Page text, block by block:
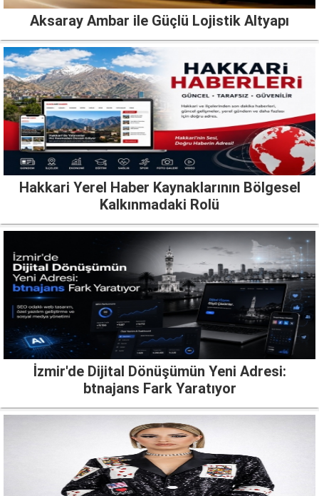
Aksaray Ambar ile Güçlü Lojistik Altyapı
Hakkari Yerel Haber Kaynaklarının Bölgesel
Kalkınmadaki Rolü
İzmir'de Dijital Dönüşümün Yeni Adresi:
btnajans Fark Yaratıyor